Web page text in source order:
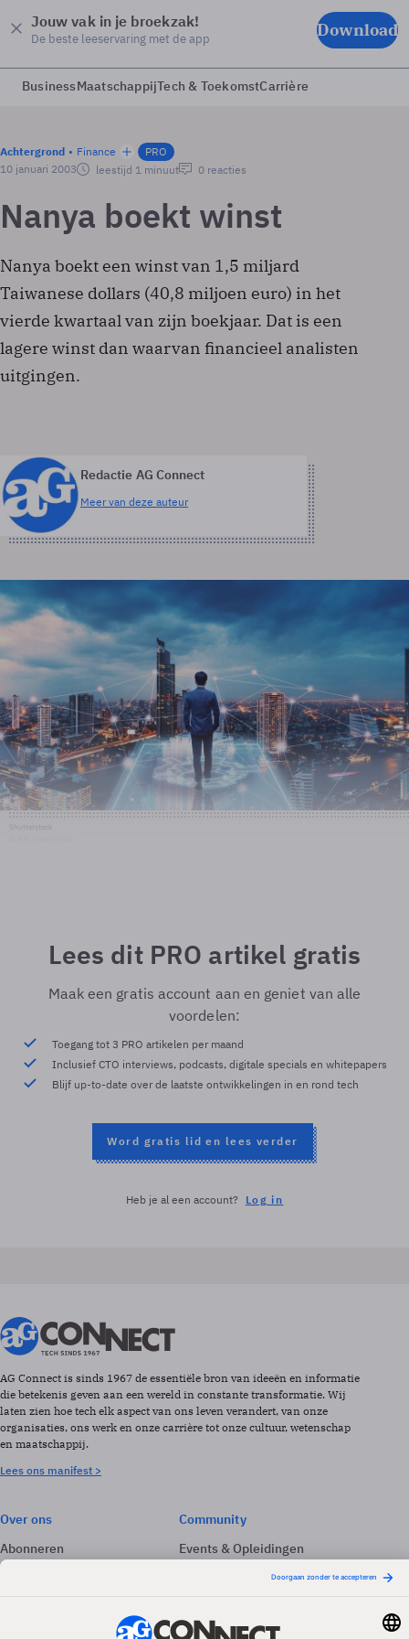
Jouw vak in je broekzak!
De beste leeservaring met de app Download
BusinessMaatschappijTech & ToekomstCarrière
Achtergrond Finance
PRO
10 januari 2003
leestijd 1 minuut 0 reacties
Nanya boekt winst
Nanya boekt een winst van 1,5 miljard
Taiwanese dollars (40,8 miljoen euro) in het
vierde kwartaal van zijn boekjaar. Dat is een
lagere winst dan waarvan financieel analisten
uitgingen.
Redactie AG Connect
Meer van deze auteur
Lees dit PRO artikel gratis
Maak een gratis account aan en geniet van alle
voordelen:
Toegang tot 3 PRO artikelen per maand
Inclusief CTO interviews, podcasts, digitale specials en whitepapers
Blijf up-to-date over de laatste ontwikkelingen in en rond tech
Word gratis lid en lees verder
Heb je al een account? Log in
AG Connect is sinds 1967 de essentiële bron van ideeën en informatie
die betekenis geven aan een wereld in constante transformatie. Wij
laten zien hoe tech elk aspect van ons leven verandert, van onze
organisaties, ons werk en onze carrière tot onze cultuur, wetenschap
en maatschappij.
Lees ons manifest >
Over ons
Abonneren
Adverteren
Community
Events & Opleidingen